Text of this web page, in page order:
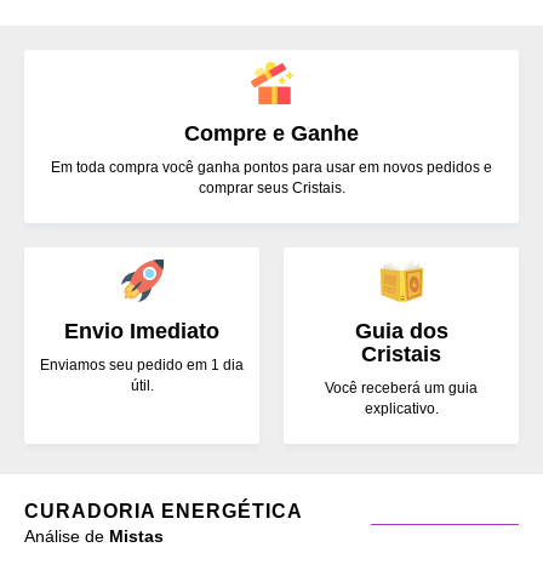
Envio Imediato
Enviamos seu pedido em 1 dia
útil.
Compre e Ganhe
Em toda compra você ganha pontos para usar em novos pedidos e
comprar seus Cristais.
Guia dos
Cristais
Você receberá um guia
explicativo.
CURADORIA ENERGÉTICA
Análise de Mistas